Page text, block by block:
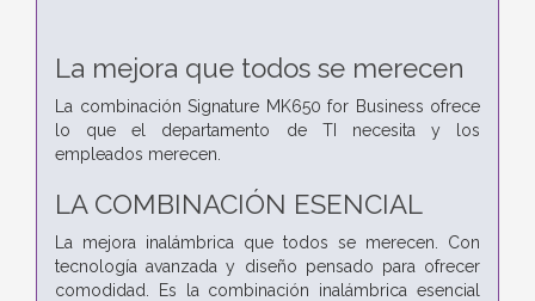
La mejora que todos se merecen
La combinación Signature MK650 for Business ofrece
lo que el departamento de TI necesita y los
empleados merecen.
LA COMBINACIÓN ESENCIAL
La mejora inalámbrica que todos se merecen. Con
tecnología avanzada y diseño pensado para ofrecer
comodidad. Es la combinación inalámbrica esencial